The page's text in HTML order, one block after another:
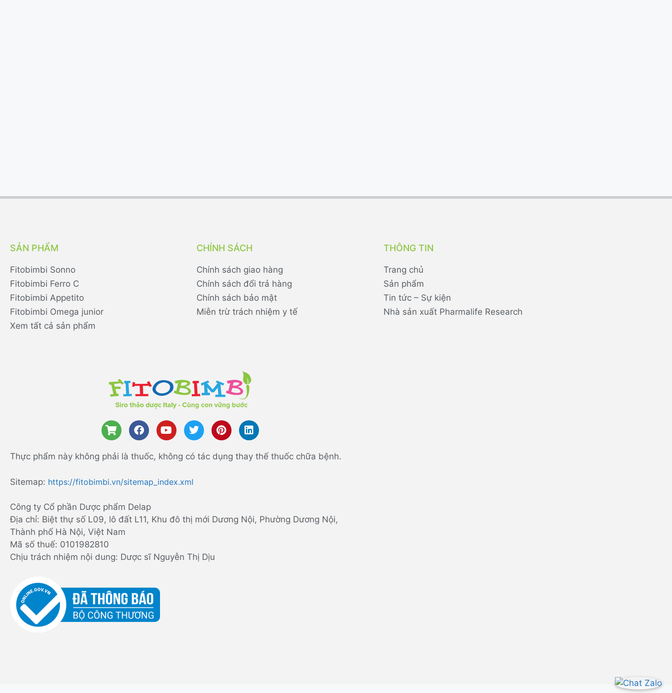
SẢN PHẨM
Fitobimbi Sonno
Fitobimbi Ferro C
Fitobimbi Appetito
Fitobimbi Omega junior
Xem tất cả sản phẩm
CHÍNH SÁCH
Chính sách giao hàng
Chính sách đổi trả hàng
Chính sách bảo mật
Miễn trừ trách nhiệm y tế
THÔNG TIN
Trang chủ
Sản phẩm
Tin tức – Sự kiện
Nhà sản xuất Pharmalife Research
Thực phẩm này không phải là thuốc, không có tác dụng thay thế thuốc chữa bệnh.
Sitemap: https://fitobimbi.vn/sitemap_index.xml
Công ty Cổ phần Dược phẩm Delap
Địa chỉ: Biệt thự số L09, lô đất L11, Khu đô thị mới Dương Nội, Phường Dương Nội,
Thành phố Hà Nội, Việt Nam
Mã số thuế: 0101982810
Chịu trách nhiệm nội dung: Dược sĩ Nguyễn Thị Dịu